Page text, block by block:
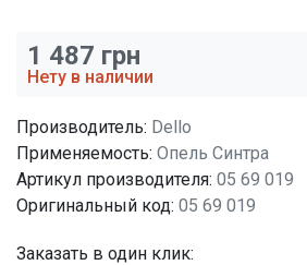
1 487 грн
Нету в наличии
Производитель: Dello
Применяемость: Опель Синтра
Артикул производителя: 05 69 019
Оригинальный код: 05 69 019
Заказать в один клик: